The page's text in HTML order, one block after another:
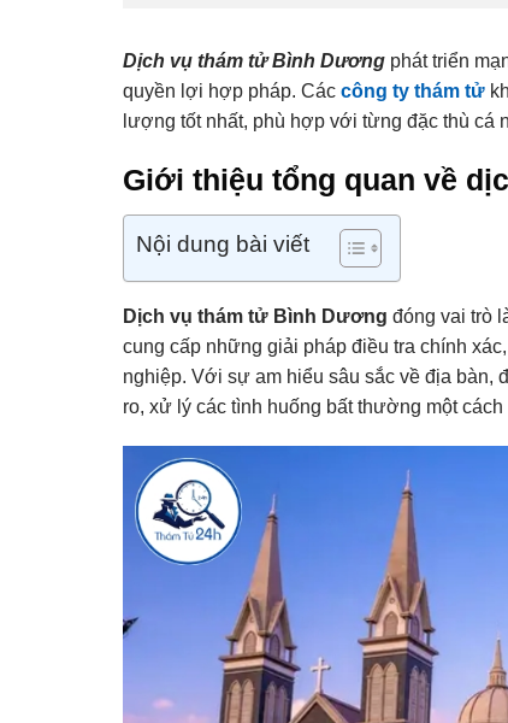
Dịch vụ thám tử Bình Dương phát triển
quyền lợi hợp pháp. Các công ty thám tử
lượng tốt nhất, phù hợp với từng đặc thù cá
Giới thiệu tổng quan về
Nội dung bài viết
Dịch vụ thám tử Bình Dương đóng vai trò
cung cấp những giải pháp điều tra chính
nghiệp. Với sự am hiểu sâu sắc về địa bàn,
ro, xử lý các tình huống bất thường một cách